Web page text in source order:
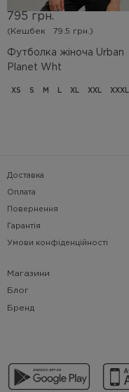
Футболка жіноча Urban
Planet Wht
795 грн.
(Кешбек 79.5 грн.)
XS S M L XL XXL XXXL
Доставка
Оплата
Повернення
Гарантія
Умови конфіденційності
Магазини
Блог
Бренд